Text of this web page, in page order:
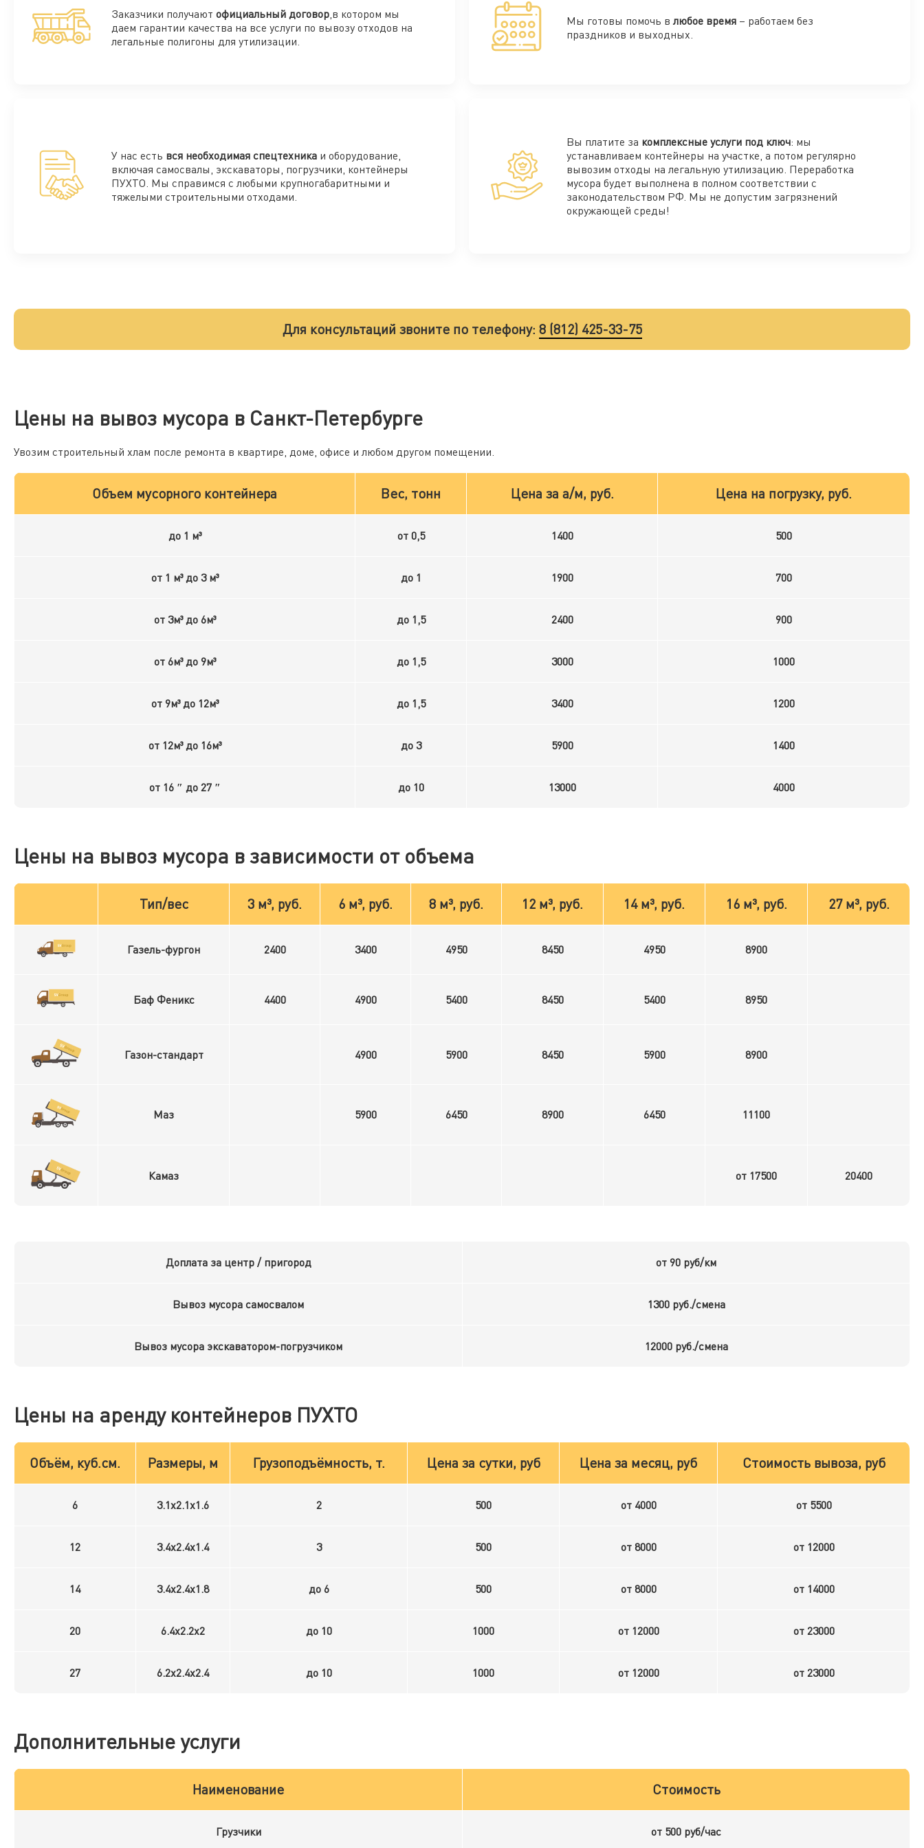
Заказчики получают официальный договор,в котором мы
даем гарантии качества на все услуги по вывозу отходов на
легальные полигоны для утилизации.
Мы готовы помочь в любое время – работаем без
праздников и выходных.
У нас есть вся необходимая спецтехника и оборудование,
включая самосвалы, экскаваторы, погрузчики, контейнеры
ПУХТО. Мы справимся с любыми крупногабаритными и
тяжелыми строительными отходами.
Вы платите за комплексные услуги под ключ: мы
устанавливаем контейнеры на участке, а потом регулярно
вывозим отходы на легальную утилизацию. Переработка
мусора будет выполнена в полном соответствии с
законодательством РФ. Мы не допустим загрязнений
окружающей среды!
Для консультаций звоните по телефону: 8 (812) 425-33-75
Цены на вывоз мусора в Санкт-Петербурге
Увозим строительный хлам после ремонта в квартире, доме, офисе и любом другом помещении.
Объем мусорного контейнера Вес, тонн Цена за а/м, руб. Цена на погрузку, руб.
до 1 м³ от 0,5 1400 500
от 1 м³ до 3 м³ до 1 1900 700
от 3м³ до 6м³ до 1,5 2400 900
от 6м³ до 9м³ до 1,5 3000 1000
от 9м³ до 12м³ до 1,5 3400 1200
от 12м³ до 16м³ до 3 5900 1400
от 16 ″ до 27 ″ до 10 13000 4000
Цены на вывоз мусора в зависимости от объема
Тип/вес 3 м³, руб. 6 м³, руб. 8 м³, руб. 12 м³, руб. 14 м³, руб. 16 м³, руб. 27 м³, руб.
Газель-фургон 2400 3400 4950 8450 4950 8900
Баф Феникс 4400 4900 5400 8450 5400 8950
Газон-стандарт 4900 5900 8450 5900 8900
Маз 5900 6450 8900 6450 11100
Камаз от 17500 20400
Доплата за центр / пригород от 90 руб/км
Вывоз мусора самосвалом 1300 руб./смена
Вывоз мусора экскаватором-погрузчиком 12000 руб./смена
Цены на аренду контейнеров ПУХТО
Объём, куб.см. Размеры, м Грузоподъёмность, т. Цена за сутки, руб Цена за месяц, руб Стоимость вывоза, руб
6 3.1x2.1x1.6 2 500 от 4000 от 5500
12 3.4x2.4x1.4 3 500 от 8000 от 12000
14 3.4x2.4x1.8 до 6 500 от 8000 от 14000
20 6.4x2.2x2 до 10 1000 от 12000 от 23000
27 6.2x2.4x2.4 до 10 1000 от 12000 от 23000
Дополнительные услуги
Наименование Стоимость
Грузчики от 500 руб/час